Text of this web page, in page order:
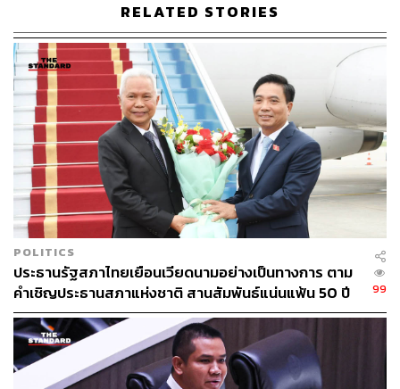
RELATED STORIES
POLITICS
ประธานรัฐสภาไทยเยือนเวียดนามอย่างเป็นทางการ ตาม
คำเชิญประธานสภาแห่งชาติ สานสัมพันธ์แน่นแฟ้น 50 ปี
99